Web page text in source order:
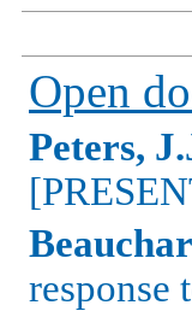
Open
Peters,
response